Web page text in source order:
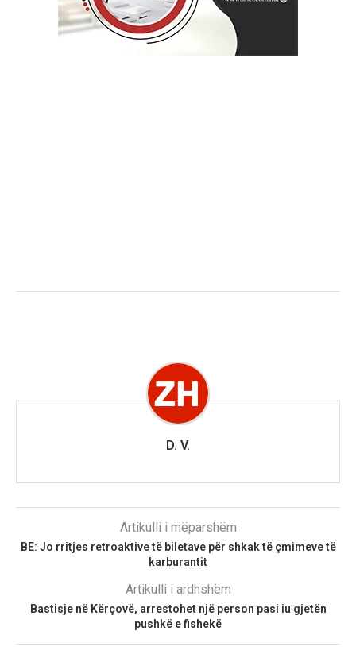
D. V.
Artikulli i mëparshëm
BE: Jo rritjes retroaktive të biletave për shkak të çmimeve të
karburantit
Artikulli i ardhshëm
Bastisje në Kërçovë, arrestohet një person pasi iu gjetën
pushkë e fishekë